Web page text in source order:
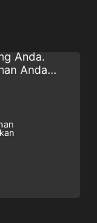
Anda